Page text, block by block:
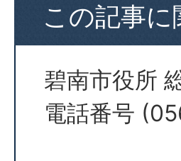
この記事
碧南市役所
電話番号